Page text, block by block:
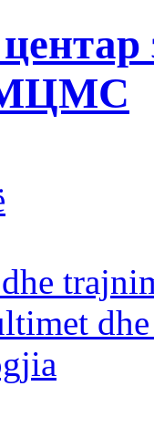
МЦМС